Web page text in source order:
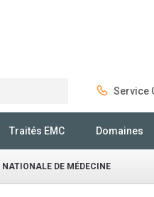
Service
Traités EMC Domaines
DE MÉDECINE